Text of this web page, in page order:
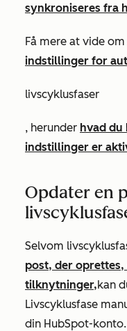
synkroniseres fra
Få mere at vide
indstillinger for
livscyklusfaser
, herunder hvad du
indstillinger er
Opdater en
Selvom
post, der
tilknytninger,kan
Livscyklusfase
din HubSpot-